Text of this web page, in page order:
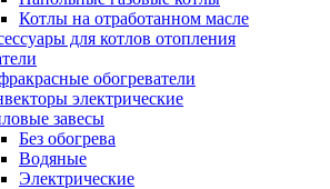
Котлы на отработанном масле
для котлов отопления
обогреватели
электрические
завесы
Без обогрева
Водяные
Электрические